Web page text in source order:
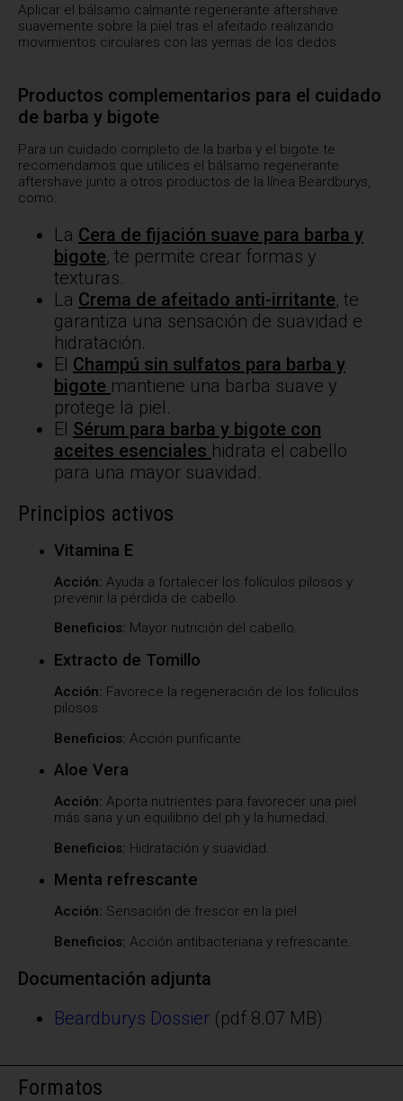
Aplicar el bálsamo calmante regenerante aftershave
suavemente sobre la piel tras el afeitado realizando
movimientos circulares con las yemas de los dedos.
Productos complementarios para el cuidado
de barba y bigote
Para un cuidado completo de la barba y el bigote te
recomendamos que utilices el bálsamo regenerante
aftershave junto a otros productos de la línea Beardburys,
como:
La Cera de fijación suave para barba y
bigote, te permite crear formas y
texturas.
La Crema de afeitado anti-irritante, te
garantiza una sensación de suavidad e
hidratación.
El Champú sin sulfatos para barba y
bigote mantiene una barba suave y
protege la piel.
El Sérum para barba y bigote con
aceites esenciales hidrata el cabello
para una mayor suavidad.
Principios activos
Vitamina E
Acción: Ayuda a fortalecer los folículos pilosos y
prevenir la pérdida de cabello.
Beneficios: Mayor nutrición del cabello.
Extracto de Tomillo
Acción: Favorece la regeneración de los folículos
pilosos.
Beneficios: Acción purificante.
Aloe Vera
Acción: Aporta nutrientes para favorecer una piel
más sana y un equilibrio del ph y la humedad.
Beneficios: Hidratación y suavidad.
Menta refrescante
Acción: Sensación de frescor en la piel.
Beneficios: Acción antibacteriana y refrescante.
Documentación adjunta
Beardburys Dossier (pdf 8.07 MB)
Formatos